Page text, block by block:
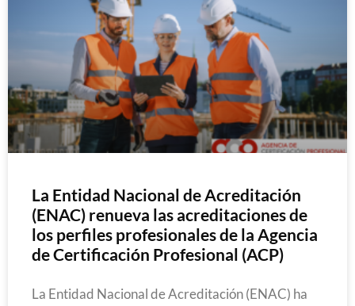
La Entidad Nacional de Acreditación
(ENAC) renueva las acreditaciones de
los perfiles profesionales de la Agencia
de Certificación Profesional (ACP)
La Entidad Nacional de Acreditación (ENAC) ha